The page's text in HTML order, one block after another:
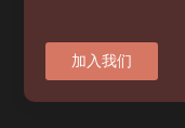
加入我们